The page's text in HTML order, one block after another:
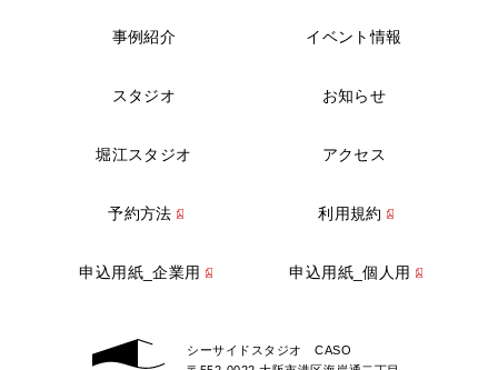
シーサイドスタジオ CASO
事例紹介 イベント情報
スタジオ お知らせ
堀江スタジオ アクセス
予約方法 利用規約
申込用紙_企業用 申込用紙_個人用